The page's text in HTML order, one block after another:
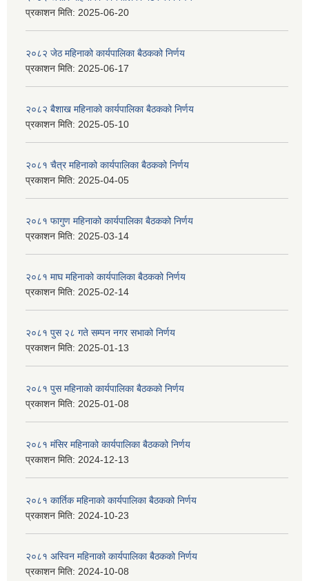
प्रकाशन मिति: 2025-06-20
२०८२ जेठ महिनाको कार्यपालिका बैठकको निर्णय
प्रकाशन मिति: 2025-06-17
२०८२ बैशाख महिनाको कार्यपालिका बैठकको निर्णय
प्रकाशन मिति: 2025-05-10
२०८१ चैत्र महिनाको कार्यपालिका बैठकको निर्णय
प्रकाशन मिति: 2025-04-05
२०८१ फागुण महिनाको कार्यपालिका बैठकको निर्णय
प्रकाशन मिति: 2025-03-14
२०८१ माघ महिनाको कार्यपालिका बैठकको निर्णय
प्रकाशन मिति: 2025-02-14
२०८१ पुस २८ गते सम्प‍न नगर सभाको निर्णय
प्रकाशन मिति: 2025-01-13
२०८१ पुस महिनाको कार्यपालिका बैठकको निर्णय
प्रकाशन मिति: 2025-01-08
२०८१ मंसिर महिनाको कार्यपालिका बैठकको निर्णय
प्रकाशन मिति: 2024-12-13
२०८१ कार्तिक महिनाको कार्यपालिका बैठकको निर्णय
प्रकाशन मिति: 2024-10-23
२०८१ अस्विन महिनाको कार्यपालिका बैठकको निर्णय
प्रकाशन मिति: 2024-10-08